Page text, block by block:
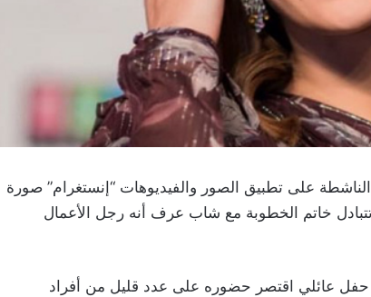
على تطبيق الصور والفيديوهات “إنستغرام” صورة
خاتم الخطوبة مع شاب عرف أنه رجل الأعمال
عائلي اقتصر حضوره على عدد قليل من أفراد